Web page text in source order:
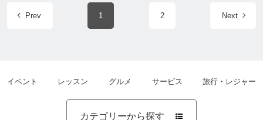
Prev 1 2 Next
イベント レッスン グルメ サービス 旅行・レジャー
カテゴリーから探す 